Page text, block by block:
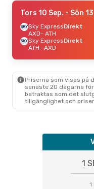
Tors 10 Sep. - Sön
Sky ExpressDirekt
AXD- ATH
Sky ExpressDirekt
ATH- AXD
Priserna som visas på
senaste 20 dagarna
betraktas som det
tillgänglighet och
1
1